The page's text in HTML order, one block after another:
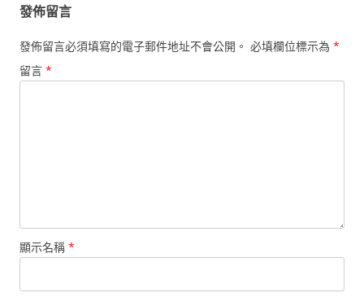
發佈留言
發佈留言必須填寫的電子郵件地址不會公開。 必填欄位標示為 *
留言 *
顯示名稱 *